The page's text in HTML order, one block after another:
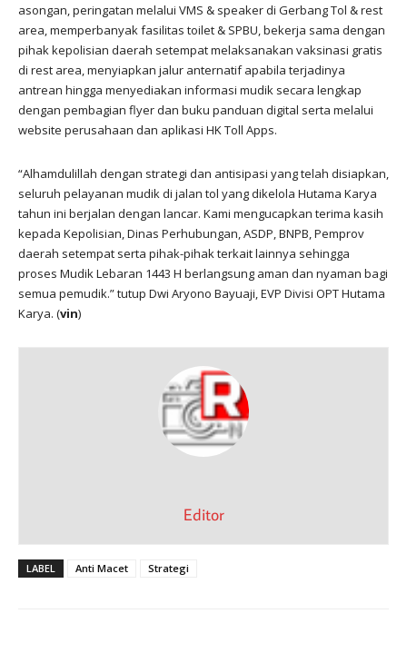
asongan, peringatan melalui VMS & speaker di Gerbang Tol & rest
area, memperbanyak fasilitas toilet & SPBU, bekerja sama dengan
pihak kepolisian daerah setempat melaksanakan vaksinasi gratis
di rest area, menyiapkan jalur anternatif apabila terjadinya
antrean hingga menyediakan informasi mudik secara lengkap
dengan pembagian flyer dan buku panduan digital serta melalui
website perusahaan dan aplikasi HK Toll Apps.
“Alhamdulillah dengan strategi dan antisipasi yang telah disiapkan,
seluruh pelayanan mudik di jalan tol yang dikelola Hutama Karya
tahun ini berjalan dengan lancar. Kami mengucapkan terima kasih
kepada Kepolisian, Dinas Perhubungan, ASDP, BNPB, Pemprov
daerah setempat serta pihak-pihak terkait lainnya sehingga
proses Mudik Lebaran 1443 H berlangsung aman dan nyaman bagi
semua pemudik.” tutup Dwi Aryono Bayuaji, EVP Divisi OPT Hutama
Karya. (vin)
Editor
LABEL Anti Macet Strategi